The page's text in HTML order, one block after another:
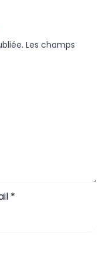
Les champs
*